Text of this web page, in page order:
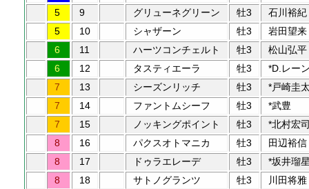
5
9 グリューネグリーン 牡3
石川裕紀
5
10 シャザーン 牡3
岩田望来
6
11 ハーツコンチェルト 牡3
松山弘平
6
12 タスティエーラ 牡3
*D.レー
7
13 シーズンリッチ 牡3
*戸崎圭
7
14 ファントムシーフ 牡3
*武豊
7
15 ノッキングポイント 牡3
*北村宏
8
16 パクスオトマニカ 牡3
田辺裕信
8
17 ドゥラエレーデ 牡3
*坂井瑠
8
18 サトノグランツ 牡3 川田将雅